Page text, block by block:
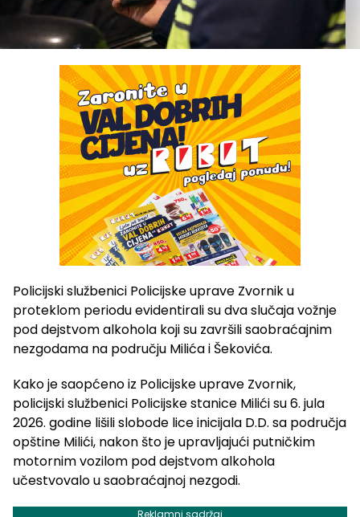
Policijski službenici Policijske uprave Zvornik u
proteklom periodu evidentirali su dva slučaja vožnje
pod dejstvom alkohola koji su završili saobraćajnim
nezgodama na području Milića i Šekovića.
Kako je saopćeno iz Policijske uprave Zvornik,
policijski službenici Policijske stanice Milići su 6. jula
2026. godine lišili slobode lice inicijala D.D. sa područja
opštine Milići, nakon što je upravljajući putničkim
motornim vozilom pod dejstvom alkohola
učestvovalo u saobraćajnoj nezgodi.
Reklamni sadržaj